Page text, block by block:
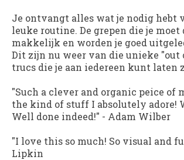
Je ontvangt alles wat je nodig hebt
leuke routine. De grepen die je
makkelijk en worden je goed
Dit zijn nu weer van die unieke "out
trucs die je aan iedereen kunt laten
"Such a clever and organic peice of
the kind of stuff I absolutely adore!
Well done indeed!" - Adam Wilber
"I love this so much! So visual and
Lipkin